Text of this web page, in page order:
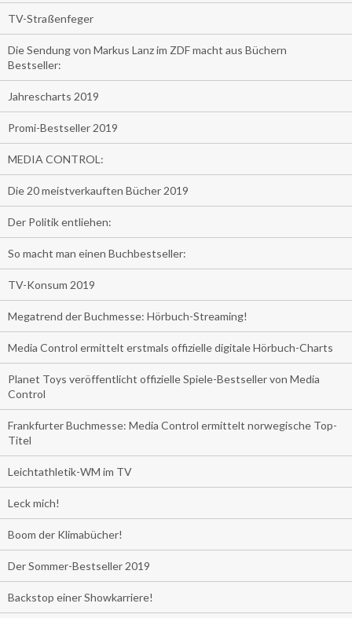
TV-Straßenfeger
Die Sendung von Markus Lanz im ZDF macht aus Büchern
Bestseller:
Jahrescharts 2019
Promi-Bestseller 2019
MEDIA CONTROL:
Die 20 meistverkauften Bücher 2019
Der Politik entliehen:
So macht man einen Buchbestseller:
TV-Konsum 2019
Megatrend der Buchmesse: Hörbuch-Streaming!
Media Control ermittelt erstmals offizielle digitale Hörbuch-Charts
Planet Toys veröffentlicht offizielle Spiele-Bestseller von Media
Control
Frankfurter Buchmesse: Media Control ermittelt norwegische Top-
Titel
Leichtathletik-WM im TV
Leck mich!
Boom der Klimabücher!
Der Sommer-Bestseller 2019
Backstop einer Showkarriere!